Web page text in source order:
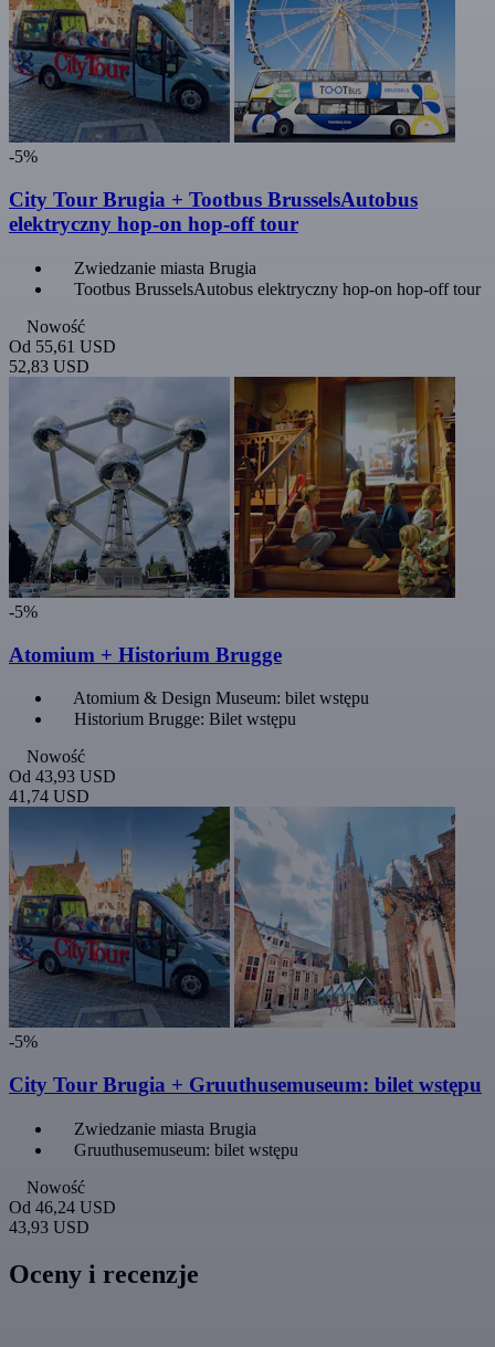
-5%
City Tour Brugia + Tootbus BrusselsAutobus
elektryczny hop-on hop-off tour
Zwiedzanie miasta Brugia
Tootbus BrusselsAutobus elektryczny hop-on hop-off tour
Nowość
Od 55,61 USD
52,83 USD
-5%
Atomium + Historium Brugge
Atomium & Design Museum: bilet wstępu
Historium Brugge: Bilet wstępu
Nowość
Od 43,93 USD
41,74 USD
-5%
City Tour Brugia + Gruuthusemuseum: bilet wstępu
Zwiedzanie miasta Brugia
Gruuthusemuseum: bilet wstępu
Nowość
Od 46,24 USD
43,93 USD
Oceny i recenzje